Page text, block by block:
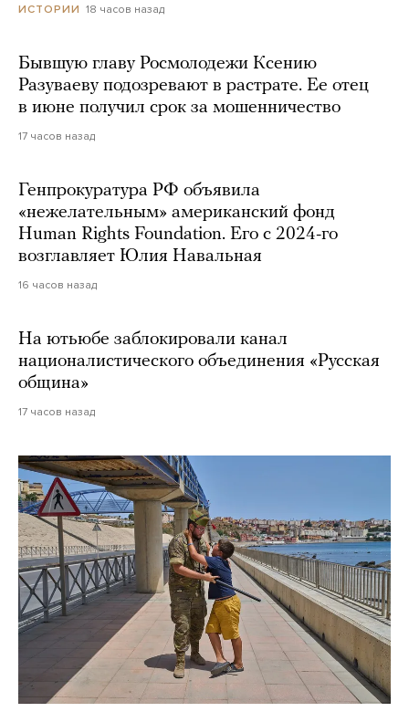
ИСТОРИИ 18 часов назад
Бывшую главу Росмолодежи Ксению
Разуваеву подозревают в растрате. Ее отец
в июне получил срок за мошенничество
17 часов назад
Генпрокуратура РФ объявила
«нежелательным» американский фонд
Human Rights Foundation. Его с 2024-го
возглавляет Юлия Навальная
16 часов назад
На ютьюбе заблокировали канал
националистического объединения «Русская
община»
17 часов назад